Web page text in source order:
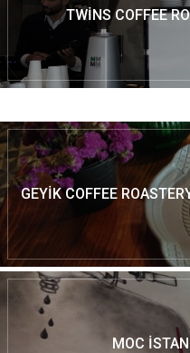
TWINS COFFEE
GEYIK COFFEE
MOC